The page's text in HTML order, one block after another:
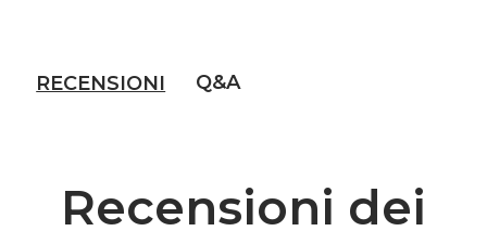
RECENSIONI Q&A
Recensioni dei